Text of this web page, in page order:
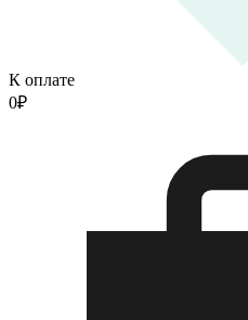
К оплате
0₽